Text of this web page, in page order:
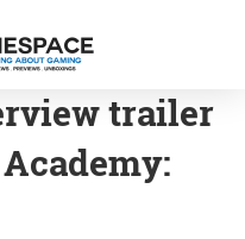
trailer